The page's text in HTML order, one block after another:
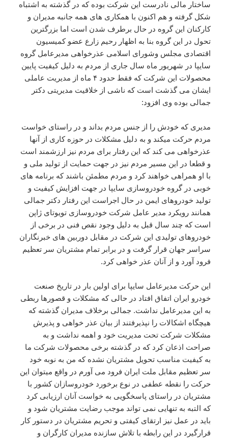
ساختار مالی نادرست این شرکت بوده که در گذشته به اشتباه
شکل گرفته و هم اکنون با همکاری های همه جانبه مدیران و
کارکنان این گروه در حال برطرف شدن است اما بزرگترین
تحول در این گروه بنا به اظهار رحیم زارع عضو کمیسیون
اقتصادی مجلس وشورای اسلامی عذرخواهی مدیرعامل گروه
سایپا در شهریور ماه سال جاری از مردم به دلیل کیفیت پایین
محصولات این شرکت که فقط حدود ۴ ماه از مدیریت عاملی
ایشان می گذشت است که ناشی از خلاقیت مدیریتی دکتر
جمالی بوده وی افزود:
مدیری که خودش را از جنس مردم بداند و در راستای خواست
مردم حرکت میکند و به دلیل مشکلات در حوزه کاری از آنها
عذرخواهی می کند که این رفتار برای مردم نیز ارزشمند است
و قطعا در این مسیر مردم نیز در جهت حمایت از تولید ملی و
با او همراهی خواهند کرد و مردم مطمئن باشند که برنامه های
خوبی در گروه خودروسازی سایپا در جهت افزایش کیفیت و
تولید خودروهای ایمن در حال اجراست این رفتار دکتر جمالی
همانند رویکرد مدیر عامل شرکت خودروسازی تویوتای ژاپن
است که چند سال قبل به دلیل وجود نقص فنی در برخی از
خودروهای تولیدی این شرکت در مقابل دوربین های خبرنگاران
سراسر جهان قرار گرفت و در برابر تمام مشتریان سر تعظیم
فرود آورد و از آنان عذر خواهی کرد.
این حرکت مدیرعامل سایپا برای اولین بار در تاریخ صنعت
خودرو ایران اتفاق افتاد در حالی که مشکلات و قصورها ربطی
به این مدیرعامل نداشت. جمالی برخلاف مدیران گذشته که
هیچگاه اشکالات را نپذیرفتند از بیان عذر خواهی و پذیرش
مشکلات شرکت تحت مدیریت خود و اهمه نداشت و به
صراحت اذعان کرد که در گذشته برخی محصولات شرکت ما
به کیفیت مناسب تحویل مشتریان نشده که من به نوبه خود
سر تعظیم مقابل ملت ایران فرود می آورم در واقع میتوان این
حرکت را نقطه عطفی در نوع برخورد خودروسازان کشور با
مشتریان در راستای پاسخگویی به خواست آنان ارزیابی کرد
که التبه به تنهایی نمی تواند موجب رضایت مشتریان شود و
باید در عمل نیز ارتقای کیفتی و تحریم مشتریان در دستور کار
قرارگیرد در این رابطه با تلاش سازنده مدیران کارگران و